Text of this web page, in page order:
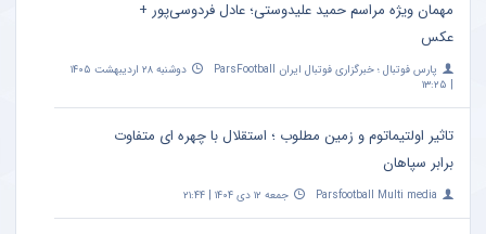
مهمان ویژه مراسم حمید علیدوستی؛ عادل فردوسی‌پور +
عکس
پارس فوتبال ؛ خبرگزاری فوتبال ایران ParsFootball
دوشنبه ۲۸ اردیبهشت ۱۴۰۵
| ۱۳:۲۵
تاثیر اولتیماتوم و زمین مطلوب ؛ استقلال با چهره ای متفاوت
برابر سپاهان
Parsfootball Multi media جمعه ۱۲ دی ۱۴۰۴ | ۲۱:۴۴